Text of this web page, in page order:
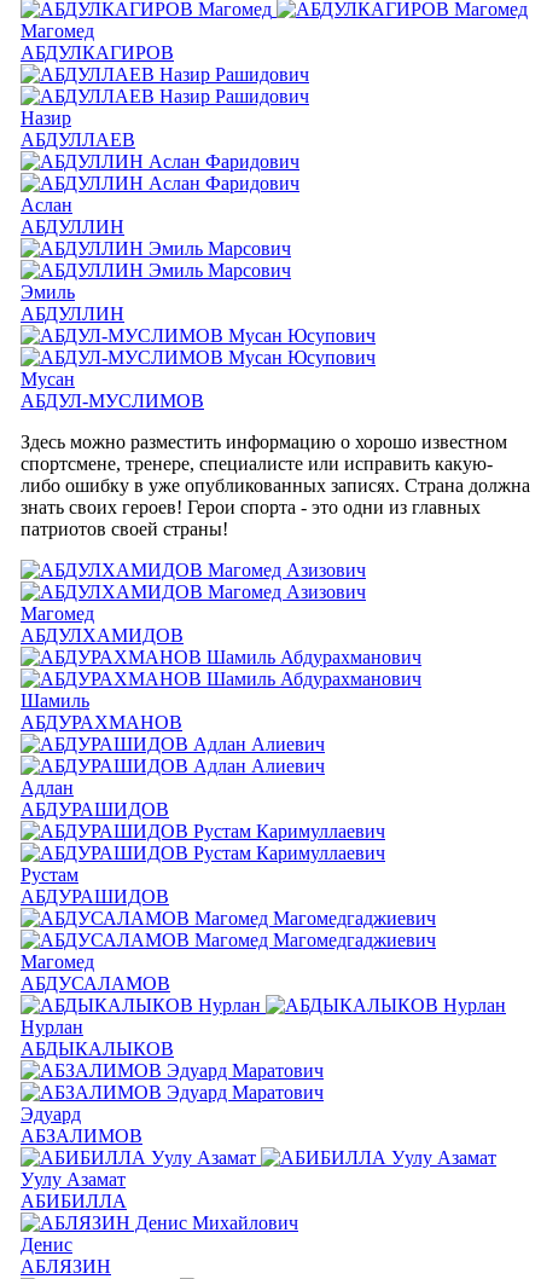
Магомед
АБДУЛКАГИРОВ
Назир
АБДУЛЛАЕВ
Аслан
АБДУЛЛИН
Эмиль
АБДУЛЛИН
Мусан
АБДУЛ-МУСЛИМОВ
Здесь можно разместить информацию о хорошо известном
спортсмене, тренере, специалисте или исправить какую-
либо ошибку в уже опубликованных записях. Страна должна
знать своих героев! Герои спорта - это одни из главных
патриотов своей страны!
Магомед
АБДУЛХАМИДОВ
Шамиль
АБДУРАХМАНОВ
Адлан
АБДУРАШИДОВ
Рустам
АБДУРАШИДОВ
Магомед
АБДУСАЛАМОВ
Нурлан
АБДЫКАЛЫКОВ
Эдуард
АБЗАЛИМОВ
Уулу Азамат
АБИБИЛЛА
Денис
АБЛЯЗИН